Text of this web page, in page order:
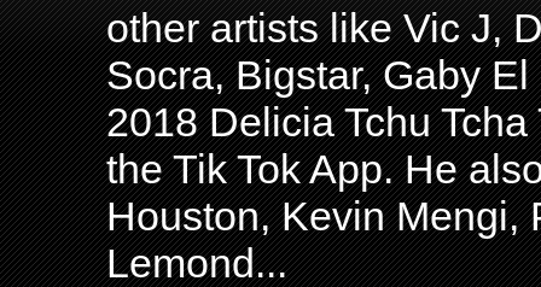
other artists like Vic J,
Socra, Bigstar, Gaby
2018 Delicia Tchu
the Tik Tok App. He
Houston, Kevin Mengi,
Lemond...